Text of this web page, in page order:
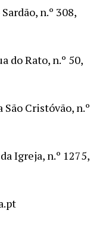
n.º 308,
do Rato, n.º 50,
Cristóvão, n.º
Igreja, n.º 1275,